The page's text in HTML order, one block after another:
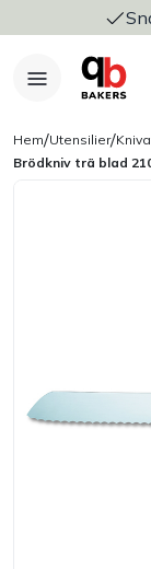
Stickvagnar
Hem/Utensilier/
Brödkniv trä blad